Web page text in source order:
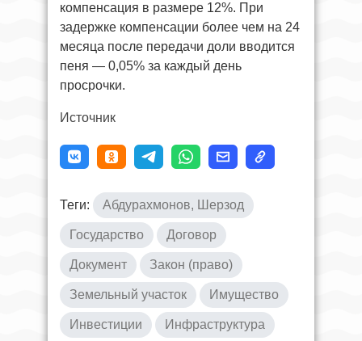
компенсация в размере 12%. При
задержке компенсации более чем на 24
месяца после передачи доли вводится
пеня — 0,05% за каждый день
просрочки.
Источник
Теги: Абдурахмонов, Шерзод
Государство Договор
Документ Закон (право)
Земельный участок Имущество
Инвестиции Инфраструктура